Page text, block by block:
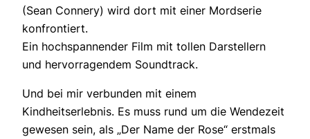
(Sean Connery) wird dort mit einer Mordserie
konfrontiert.
Ein hochspannender Film mit tollen Darstellern
und hervorragendem Soundtrack.
Und bei mir verbunden mit einem
Kindheitserlebnis. Es muss rund um die Wendezeit
gewesen sein, als „Der Name der Rose“ erstmals